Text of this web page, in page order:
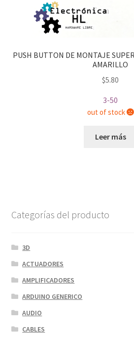
PUSH BUTTON DE MONTAJE
AMARILLO
$5.80
3-50
out of stock
Leer más
Categorías del producto
3D
ACTUADORES
AMPLIFICADORES
ARDUINO GENERICO
AUDIO
CABLES